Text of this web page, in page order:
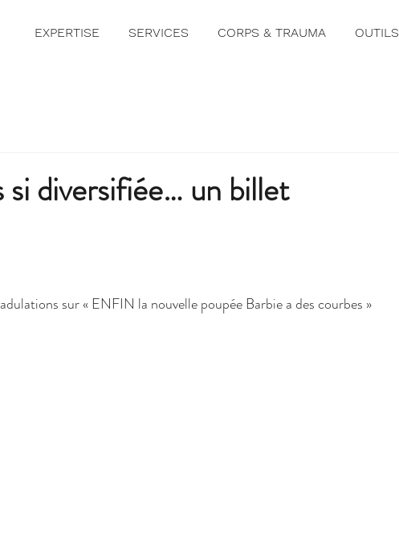
EXPERTISE SERVICES CORPS & TRAUMA OUTILS
si diversifiée… un billet
sur « ENFIN la nouvelle poupée Barbie a des courbes »